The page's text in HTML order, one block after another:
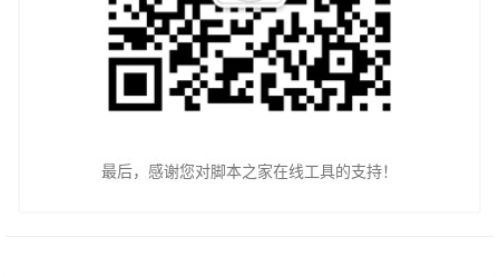
最后，感谢您对脚本之家在线工具的支持！